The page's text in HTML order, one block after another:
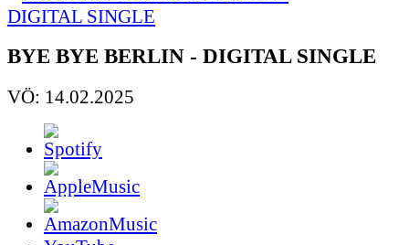
BYE BYE BERLIN - DIGITAL SINGLE
VÖ: 14.02.2025